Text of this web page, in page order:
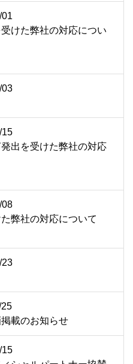
けた弊社の対応につい
03
15
出を受けた弊社の対応
08
弊社の対応について
23
載のお知らせ
15